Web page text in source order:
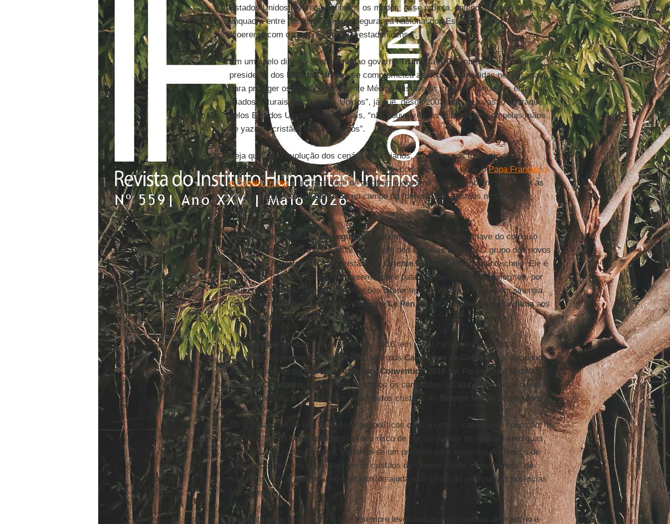
Estados Unidos favoreça, de todos os modos, esse projeto, defendendo que ele se
enquadra entre “os interesses de segurança nacional dos Estados Unidos” e é
“coerente com os valores do povo estadunidense”.
Em um apelo dirigido diretamente ao governoTrump, aIDClembrava que o atual
presidente dos Estados Unidosse comprometeu a adotar “as medidas necessárias
para proteger os cristãos no Oriente Médio” e listava os cristãos iraquianos entre “os
aliados naturais dos Estados Unidos”, já que, desde 2003, ano da invasão do Iraque
pelos Estados Unidos, naquele país, “não houve vítimas estadunidenses pelas mãos
de yazidis, cristãos ou turcomanos”.
Seja qual for a evolução dos cenários iraquianos, o convite aos três patriarcas
recebidos porPence quase simultaneamente com o encontro entre oPapa Francisco
e Donald Trumpé um sinal fácil de decifrar: o governo Trump também quer testar as
novas relações com aSanta Séno campo da “defesa” dos cristãos no
Oriente
Médio.
A questão dos cristãos perseguidos
também foi um dos temas-chave do colóquio
entre oPapa Franciscoe o atual presidente dosEstados Unidos. O grupo dos novos
aspirantes a “protetores” dos cristãos doOriente Médio
já está bastante cheio. Ele é
composto, há muito tempo, com veemência e palavras de ordem não uniformes, por
políticos de temperamento e orientações diferentes, deVladimir Putin(em sinergia
com o
Patriarcado de Moscou ) aMarine Le Pen, do reiAbdallah II da Jordâniaaos
representantes daUnião Europeia.
NosEstados Unidos, em setembro de 2016, em plena campanha eleitoral, o
Cavaleiro Supremo Carl Anderson
, líder dosCavaleiros de Colombo , participando
emWashington daNational Advocacy Convention 2016 for Persecuted Middle
Eastern Christians
, tinha pedido a ambos os candidatos à Casa Branca
que dessem
atenção prioritária à defesa dos direitos dos cristãos do
Oriente Médio perseguidos.
No entrelaçamento dos interesses geopolíticos contrapostos, a atenção à condição
dos cristãos no Oriente Médio
corre o risco de ser conjugada em chaves ambíguas,
ideológicas ou instrumentais, tornando-se um pretexto para alimentar equívocos de
corte neocolonial, que consideram os cristãos do Oriente Médio como “reféns” da
maioria islâmica, sempre necessitados de ajuda e da proteção externa das potências
estrangeiras.
Enquanto isso, o olhar que a Igreja sempre levou aos acontecimentos de martírio e